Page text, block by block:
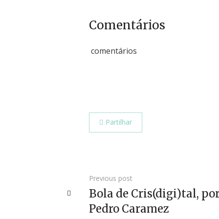
Comentários
comentários
Partilhar
Previous post
Bola de Cris(digi)tal,
Pedro Caramez